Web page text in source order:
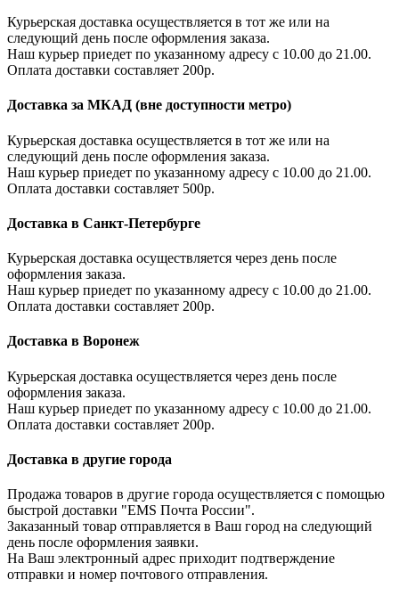
Курьерская доставка осуществляется в тот же или на
следующий день после оформления заказа.
Наш курьер приедет по указанному адресу с 10.00 до 21.00.
Оплата доставки составляет 200р.
Доставка за МКАД (вне доступности метро)
Курьерская доставка осуществляется в тот же или на
следующий день после оформления заказа.
Наш курьер приедет по указанному адресу с 10.00 до 21.00.
Оплата доставки составляет 500р.
Доставка в Санкт-Петербурге
Курьерская доставка осуществляется через день после
оформления заказа.
Наш курьер приедет по указанному адресу с 10.00 до 21.00.
Оплата доставки составляет 200р.
Доставка в Воронеж
Курьерская доставка осуществляется через день после
оформления заказа.
Наш курьер приедет по указанному адресу с 10.00 до 21.00.
Оплата доставки составляет 200р.
Доставка в другие города
Продажа товаров в другие города осуществляется с помощью
быстрой доставки "EMS Почта России".
Заказанный товар отправляется в Ваш город на следующий
день после оформления заявки.
На Ваш электронный адрес приходит подтверждение
отправки и номер почтового отправления.